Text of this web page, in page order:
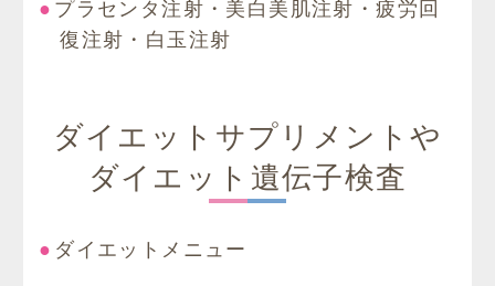
プラセンタ注射・美白美肌注射・疲労回
復注射・白玉注射
ダイエットサプリメントや
ダイエット遺伝子検査
ダイエットメニュー